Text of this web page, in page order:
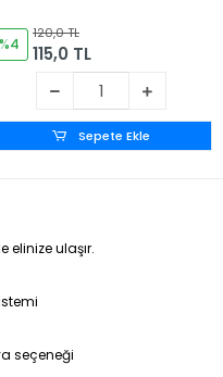
%4
120,0 TL
115,0 TL
Sepete Ekle
elinize ulaşır.
seçeneği